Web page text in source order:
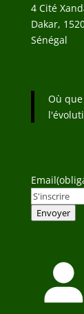
4 Cité
Dakar,
Sénégal
Où
Email
Envoyer